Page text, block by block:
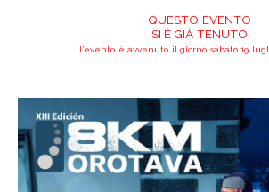
QUESTO EVENTO
SI È GIÀ TENUTO
L’evento è avvenuto il giorno sabato 19